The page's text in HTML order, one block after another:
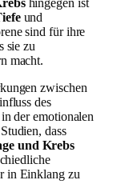
und
sind für ihre
sie zu
macht.
zwischen
des
der emotionalen
dass
und Krebs
in Einklang zu